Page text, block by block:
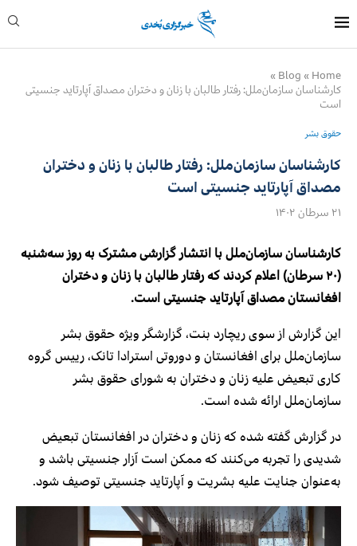
Home
»
Blog
»
کارشناسان سازمان‌ملل: رفتار طالبان با زنان و دختران مصداق آپارتاید جنسیتی
است
حقوق بشر
کارشناسان سازمان‌ملل: رفتار طالبان با زنان و دختران
مصداق آپارتاید جنسیتی است
۲۱ سرطان ۱۴۰۲
کارشناسان سازمان‌ملل با انتشار گزارشی مشترک به روز سه‌شنبه
(۲۰ سرطان) اعلام کردند که رفتار طالبان با زنان و دختران
افغانستان مصداق آپارتاید جنسیتی است.
این گزارش از سوی ریچارد بنت، گزارشگر ویژه‌ حقوق بشر
سازمان‌ملل برای افغانستان و دوروتی استرادا تانک، رییس گروه
کاری تبعیض علیه زنان و دختران به شورای حقوق بشر
سازمان‌ملل ارائه شده‌ است.
در گزارش گفته شده که زنان و دختران در افغانستان تبعیض
شدیدی را تجربه می‌کنند که ممکن است آزار جنسیتی باشد و
به‌عنوان جنایت علیه بشریت و آپارتاید جنسیتی توصیف شود.